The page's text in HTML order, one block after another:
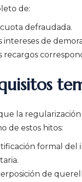
de:
cuota defraudada.
intereses de
recargos
la
de estos hitos:
formal del
de